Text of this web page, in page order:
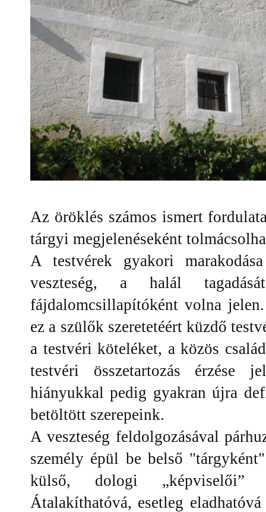
Az öröklés számos ismert
tárgyi megjelenéseként
A testvérek gyakori
veszteség, a halál
fájdalomcsillapítóként volna
ez a szülők szeretetéért küzdő
a testvéri köteléket, a közös
testvéri összetartozás érzése
hiányukkal pedig gyakran újra
betöltött szerepeink.
A veszteség feldolgozásával
személy épül be belső
külső, dologi „képviselői”
Átalakíthatóvá, esetleg